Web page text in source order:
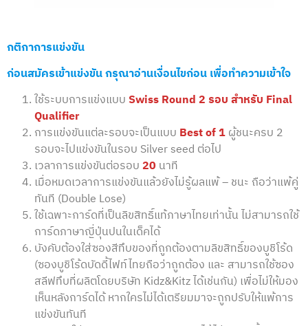
กติกาการแข่งขัน
ก่อนสมัครเข้าแข่งขัน กรุณาอ่านเงื่อนไขก่อน เพื่อทำความเข้าใจ
ใช้ระบบการแข่งแบบSwiss Round 2 รอบ สำหรับ Final
Qualifier
การแข่งขันแต่ละรอบจะเป็นแบบ Best of 1ผู้ชนะครบ 2
รอบจะไปแข่งขันในรอบ Silver seed ต่อไป
เวลาการแข่งขันต่อรอบ20 นาที
เมื่อหมดเวลาการแข่งขันแล้วยังไม่รู้ผลแพ้ – ชนะ ถือว่าแพ้คู่
ทันที (Double Lose)
ใช้เฉพาะการ์ดที่เป็นลิขสิทธิ์แท้ภาษาไทยเท่านั้น ไม่สามารถใช้
การ์ดภาษาญี่ปุ่นปนในเด็คได้
บังคับต้องใส่ซองสีทึบของที่ถูกต้องตามลิขสิทธิ์ของบูชิโร้ด
(ซองบูชิโร้ดบัดดี้ไฟท์ไทยถือว่าถูกต้อง และ สามารถใช้ซอง
สลีฟทึบที่ผลิตโดยบริษัท Kidz&Kitz ได้เช่นกัน) เพื่อไม่ให้มอง
เห็นหลังการ์ดได้ หากใครไม่ได้เตรียมมาจะถูกปรับให้แพ้การ
แข่งขันทันที